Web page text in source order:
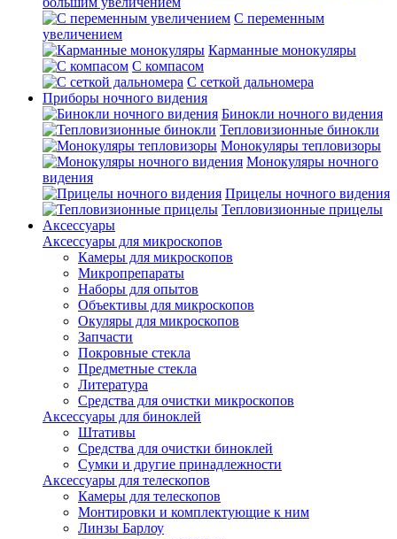
С переменным
увеличением
Карманные монокуляры
С компасом
С сеткой дальномера
Приборы ночного видения
Бинокли ночного видения
Тепловизионные бинокли
Монокуляры тепловизоры
Монокуляры ночного
видения
Прицелы ночного видения
Тепловизионные прицелы
Аксессуары
Аксессуары для микроскопов
Камеры для микроскопов
Микропрепараты
Наборы для опытов
Объективы для микроскопов
Окуляры для микроскопов
Запчасти
Покровные стекла
Предметные стекла
Литература
Средства для очистки микроскопов
Аксессуары для биноклей
Штативы
Средства для очистки биноклей
Сумки и другие принадлежности
Аксессуары для телескопов
Камеры для телескопов
Монтировки и комплектующие к ним
Линзы Барлоу